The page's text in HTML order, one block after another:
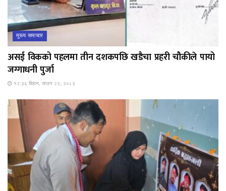
मुख्य समाचार
असई विकको पहलमा तीन दशकपछि खडैचा प्रहरी चौकीले पायो
जग्गाधनी पुर्जा
१२:३६ बिहान, साउन २२, २०८३